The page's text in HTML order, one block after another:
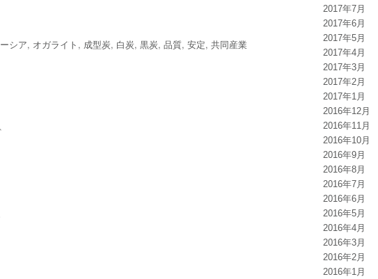
シア, オガライト , 成型炭, 白炭, 黒炭, 品質, 安定, 共同産業
2017年7月
2017年6月
2017年5月
2017年4月
2017年3月
2017年2月
2017年1月
2016年12月
2016年11月
2016年10月
2016年9月
2016年8月
2016年7月
2016年6月
2016年5月
2016年4月
2016年3月
2016年2月
2016年1月